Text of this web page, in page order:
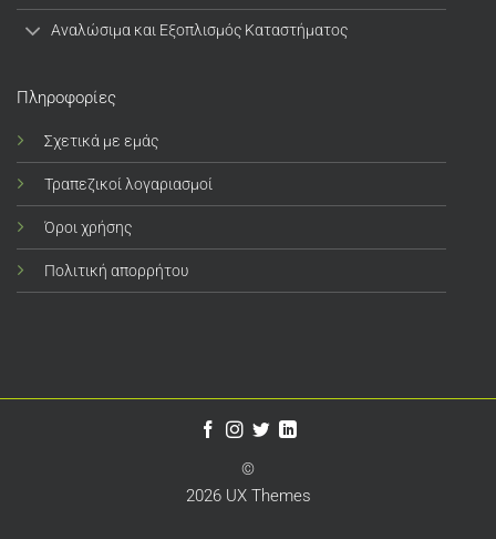
Αναλώσιμα και Εξοπλισμός Καταστήματος
Πληροφορίες
Σχετικά με εμάς
Τραπεζικοί λογαριασμοί
Όροι χρήσης
Πολιτική απορρήτου
©
2026 UX Themes